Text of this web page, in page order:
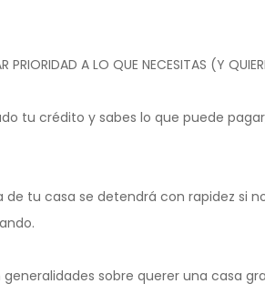
PRIORIDAD A LO QUE NECESITAS (Y
tu crédito y sabes lo que puede
de tu casa se detendrá con rapidez si
generalidades sobre querer una casa